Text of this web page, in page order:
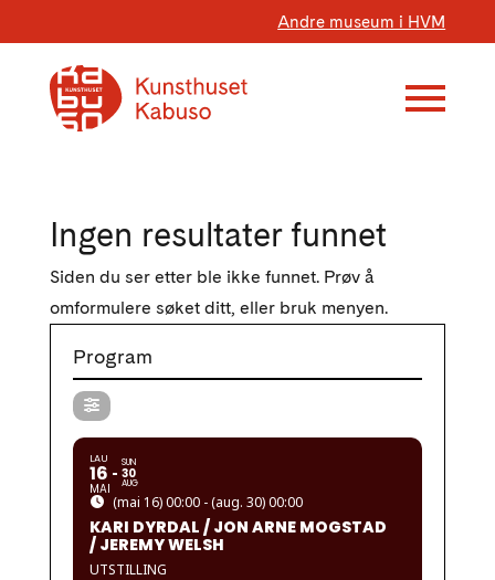
Andre museum i HVM
Ingen resultater funnet
Siden du ser etter ble ikke funnet. Prøv å
omformulere søket ditt, eller bruk menyen.
Program
LAU
16
MAI
SUN
30
AUG
(mai 16) 00:00 - (aug. 30) 00:00
KARI DYRDAL / JON ARNE MOGSTAD
/ JEREMY WELSH
UTSTILLING